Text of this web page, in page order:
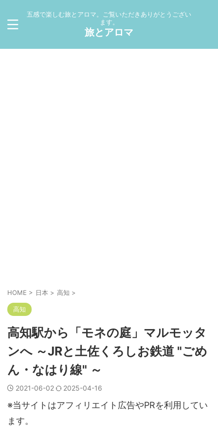
五感で楽しむ旅とアロマ。ご覧いただきありがとうござい
ます。
旅とアロマ
HOME > 日本 > 高知 >
高知
高知駅から「モネの庭」マルモッタ
ンへ ～JRと土佐くろしお鉄道 "ごめ
ん・なはり線" ～
2021-06-02 2025-04-16
※当サイトはアフィリエイト広告やPRを利用してい
ます。